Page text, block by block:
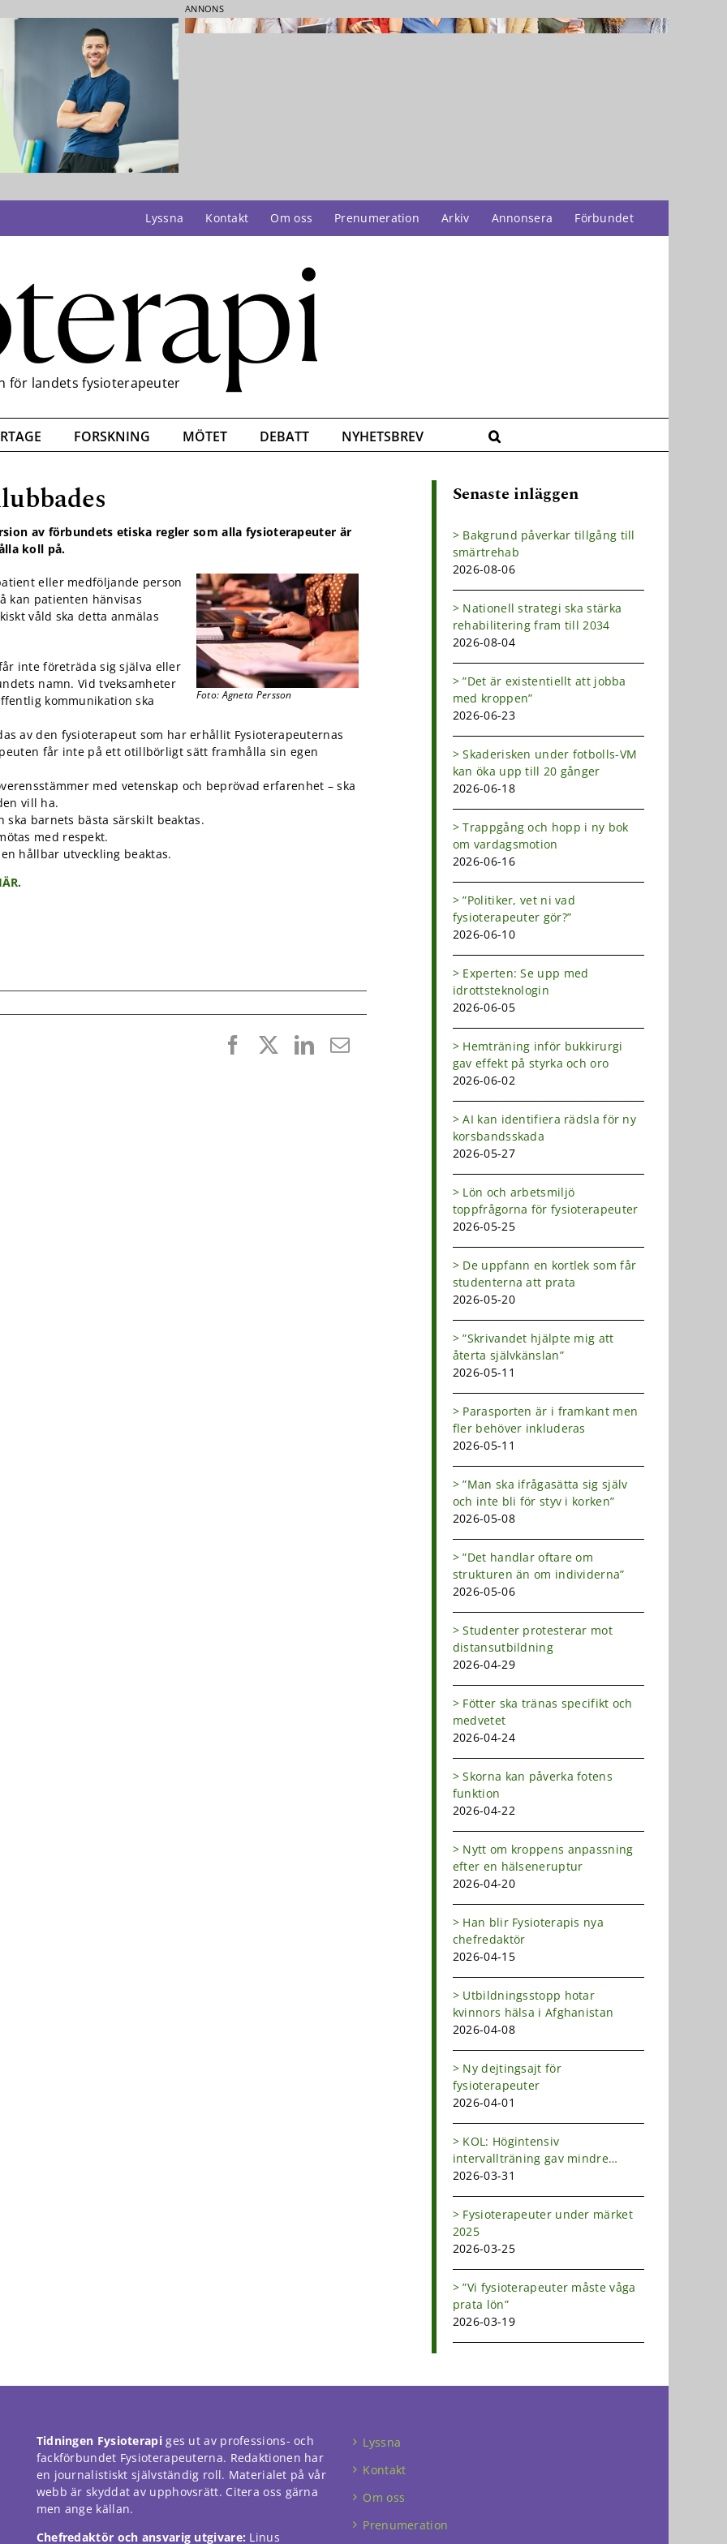
ANNONS
Lyssna Kontakt Om oss Prenumeration Arkiv Annonsera Förbundet
FORSKNING MÖTET DEBATT NYHETSBREV
av förbundets etiska regler som alla fysioterapeuter är
koll på.
Foto: Agneta Persson
eller medföljande person
kan patienten hänvisas
våld ska detta anmälas
inte företräda sig själva eller
namn. Vid tveksamheter
kommunikation ska
av den fysioterapeut som har erhållit Fysioterapeuternas
får inte på ett otillbörligt sätt framhålla sin egen
med vetenskap och beprövad erfarenhet – ska
vill ha.
barnets bästa särskilt beaktas.
med respekt.
hållbar utveckling beaktas.
FacebookLinkedIn
E-
Senaste inläggen
Bakgrund påverkar tillgång till
smärtrehab
2026-08-06
Nationell strategi ska stärka
rehabilitering fram till 2034
2026-08-04
”Det är existentiellt att jobba
med kroppen”
2026-06-23
Skaderisken under fotbolls-VM
kan öka upp till 20 gånger
2026-06-18
Trappgång och hopp i ny bok
om vardagsmotion
2026-06-16
”Politiker, vet ni vad
fysioterapeuter gör?”
2026-06-10
Experten: Se upp med
idrottsteknologin
2026-06-05
Hemträning inför bukkirurgi
gav effekt på styrka och oro
2026-06-02
AI kan identifiera rädsla för ny
korsbandsskada
2026-05-27
Lön och arbetsmiljö
toppfrågorna för fysioterapeuter
2026-05-25
De uppfann en kortlek som får
studenterna att prata
2026-05-20
”Skrivandet hjälpte mig att
återta självkänslan”
2026-05-11
Parasporten är i framkant men
fler behöver inkluderas
2026-05-11
”Man ska ifrågasätta sig själv
och inte bli för styv i korken”
2026-05-08
”Det handlar oftare om
strukturen än om individerna”
2026-05-06
Studenter protesterar mot
distansutbildning
2026-04-29
Fötter ska tränas specifikt och
medvetet
2026-04-24
Skorna kan påverka fotens
funktion
2026-04-22
Nytt om kroppens anpassning
efter en hälseneruptur
2026-04-20
Han blir Fysioterapis nya
chefredaktör
2026-04-15
Utbildningsstopp hotar
kvinnors hälsa i Afghanistan
2026-04-08
Ny dejtingsajt för
fysioterapeuter
2026-04-01
KOL: Högintensiv
intervallträning gav mindre
andfåddhet
2026-03-31
Fysioterapeuter under märket
2025
2026-03-25
”Vi fysioterapeuter måste våga
prata lön”
2026-03-19
Tidningen Fysioterapiges ut av professions- och
fackförbundet Fysioterapeuterna. Redaktionen har
en journalistiskt självständig roll. Materialet på vår
webb är skyddat av upphovsrätt. Citera oss gärna
men ange källan.
Chefredaktör och ansvarig utgivare: Linus
Lyssna
Kontakt
Om oss
Prenumeration